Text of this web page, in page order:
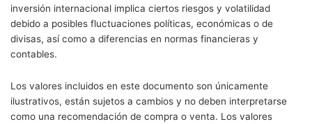
inversión internacional implica ciertos riesgos y volatilidad
debido a posibles fluctuaciones políticas, económicas o de
divisas, así como a diferencias en normas financieras y
contables.
Los valores incluidos en este documento son únicamente
ilustrativos, están sujetos a cambios y no deben interpretarse
como una recomendación de compra o venta. Los valores